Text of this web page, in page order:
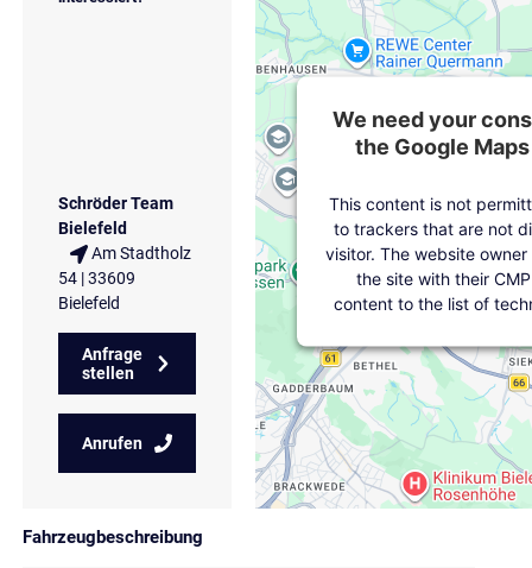
Schröder Team
Bielefeld
Am Stadtholz
54 | 33609
Bielefeld
Anfrage
stellen
Anrufen
We need your
the Google
This content is not
to trackers that are not
visitor. The website
the site with their
content to the list of
Fahrzeugbeschreibung